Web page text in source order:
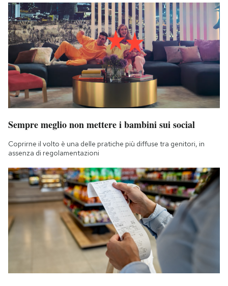
Sempre meglio non mettere i bambini sui social
Coprirne il volto è una delle pratiche più diffuse tra genitori, in
assenza di regolamentazioni